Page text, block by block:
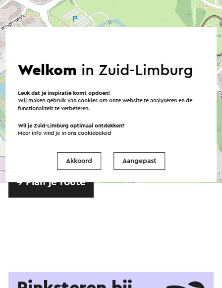
©
→ Plan je route
Welkom in Zuid-Limburg
Leuk dat je inspiratie komt opdoen!
Wij maken gebruik van cookies om onze website te analyseren en de
functionaliteit te verbeteren.
Wil je Zuid-Limburg optimaal ontdekken?
Meer info vind je in onscookiebeleid
Akkoord Aangepast